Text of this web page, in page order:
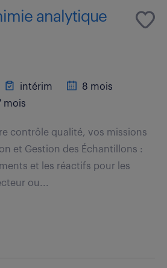
analytique
intérim
8 mois
mois
contrôle qualité, vos missions
et Gestion des Échantillons :
et les réactifs pour les
ou...